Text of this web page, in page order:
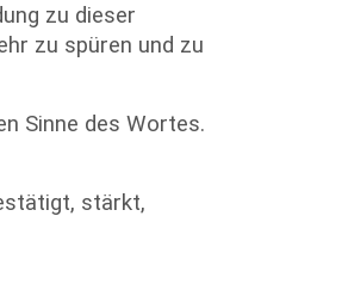
zu dieser
zu spüren und zu
Sinne des Wortes.
stärkt,